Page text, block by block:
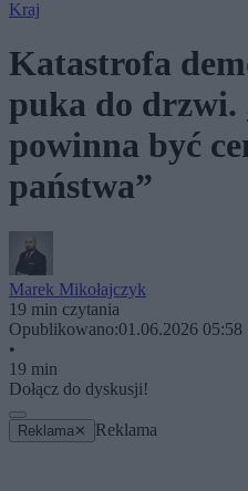
Kraj
Katastrofa
puka do drzwi.
powinna być
państwa”
Marek Mikołajczyk
19 min czytania
Opublikowano:01.06.2026 05:58
•
19 min
Dołącz do dyskusji!
Reklama ✕ Reklama